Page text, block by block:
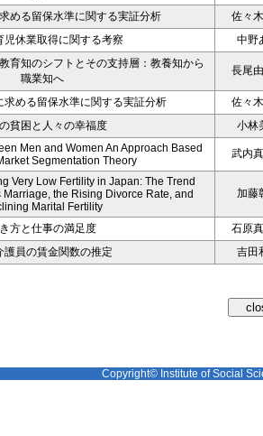
める留保水準に関する実証分析
佐々
児休業取得に関する考察
中野
育知のシフトとその支持層：教養知から
職業知へ
長尾
求める留保水準に関する実証分析
佐々
貧困と人々の幸福度
小林
Men and Women An Approach Based
Segmentation Theory
武内
Very Low Fertility in Japan: The Trend
the Rising Divorce Rate, and
Marital Fertility
加藤
方と仕事の満足度
石原
護員の賃金関数の推定
吉田
Copyright© Institute of Social